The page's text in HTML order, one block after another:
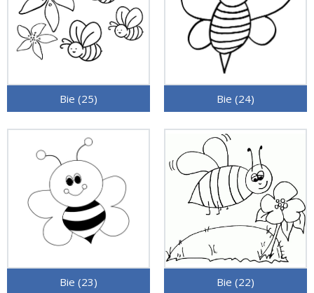
Bie (25) Bie (24)
Bie (23) Bie (22)